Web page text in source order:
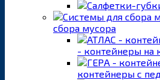
сбора мусора
- контейнеры на
контейнеры с